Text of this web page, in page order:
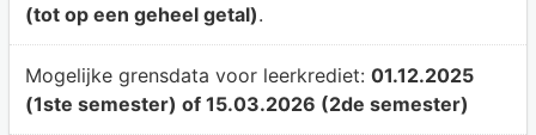
(tot op een geheel getal).
Mogelijke grensdata voor leerkrediet: 01.12.2025
(1ste semester) of 15.03.2026 (2de semester)